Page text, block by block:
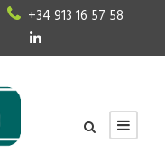
+34 913 16 57 58